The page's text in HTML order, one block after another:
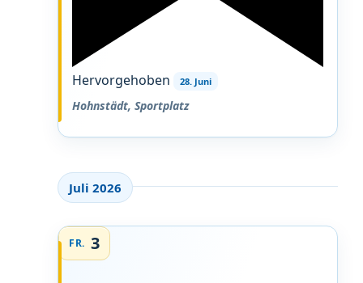
Hervorgehoben 28. Juni
Hohnstädt, Sportplatz
Juli 2026
FR. 3